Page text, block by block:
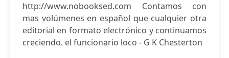
http://www.nobooksed.com Contamos con
mas volúmenes en español que cualquier otra
editorial en formato electrónico y continuamos
creciendo. el funcionario loco - G K Chesterton